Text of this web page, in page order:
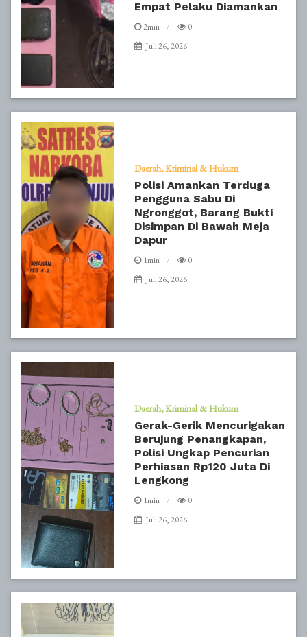
Empat Pelaku Diamankan
2min
0
Juli 26, 2026
Daerah Kriminal & Hukum
Polisi Amankan Terduga
Pengguna Sabu Di
Ngronggot, Barang Bukti
Disimpan Di Bawah Meja
Dapur
1min
0
Juli 26, 2026
Daerah Kriminal & Hukum
Gerak-Gerik Mencurigakan
Berujung Penangkapan,
Polisi Ungkap Pencurian
Perhiasan Rp120 Juta Di
Lengkong
1min
0
Juli 26, 2026